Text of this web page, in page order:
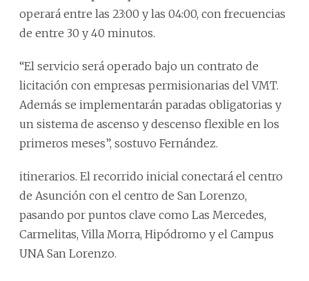
operará entre las 23:00 y las 04:00, con frecuencias
de entre 30 y 40 minutos.
“El servicio será operado bajo un contrato de
licitación con empresas permisionarias del VMT.
Además se implementarán paradas obligatorias y
un sistema de ascenso y descenso flexible en los
primeros meses”, sostuvo Fernández.
itinerarios. El recorrido inicial conectará el centro
de Asunción con el centro de San Lorenzo,
pasando por puntos clave como Las Mercedes,
Carmelitas, Villa Morra, Hipódromo y el Campus
UNA San Lorenzo.